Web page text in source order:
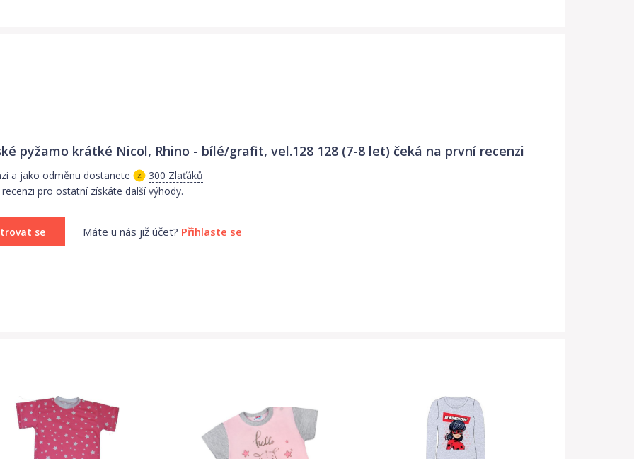
- 1,5 cm.
pyžamo krátké Nicol, Rhino - bílé/grafit, vel.128 128 (7-8 let) čeká na první recenzi
a jako odměnu dostanete
300 Zlaťáků
pro ostatní získáte další výhody.
se Máte u nás již účet? Přihlaste se